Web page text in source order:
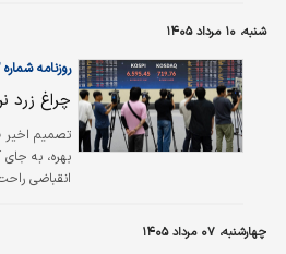
شنبه، ۱۰ مرداد ۱۴۰۵
روزنامه شماره ۶۶۲۲
چراغ زرد
تصمیم اخیر
بهره، به جای
انقباضی
چهارشنبه، ۰۷ مرداد ۱۴۰۵